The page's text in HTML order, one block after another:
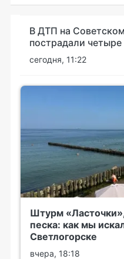
В ДТП на
пострадали
сегодня, 11:22
Штурм
песка: как мы
Светлогорске
вчера, 18:18